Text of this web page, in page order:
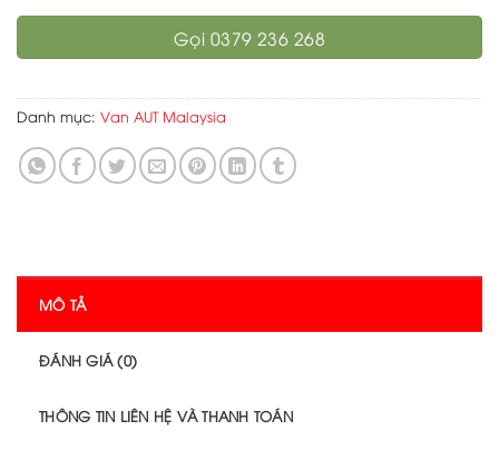
Gọi 0379 236 268
Danh mục: Van AUT Malaysia
MÔ TẢ
ĐÁNH GIÁ (0)
THÔNG TIN LIÊN HỆ VÀ THANH TOÁN